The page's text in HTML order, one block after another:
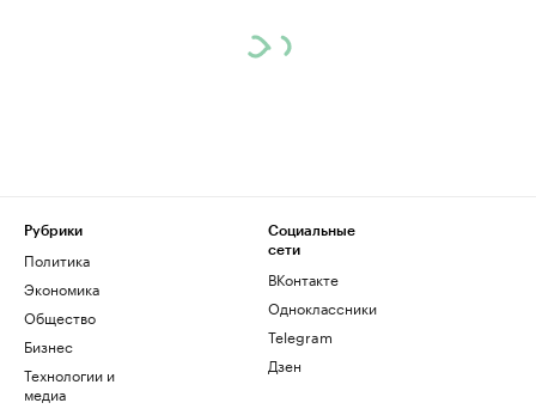
Рубрики
Политика
Экономика
Общество
Бизнес
Технологии и
медиа
Социальные
сети
ВКонтакте
Одноклассники
Telegram
Дзен